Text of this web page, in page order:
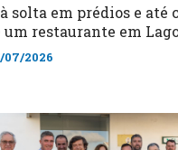
solta em prédios e até
um restaurante em
07/2026